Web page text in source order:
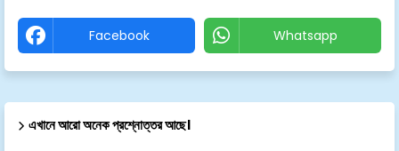
Facebook Whatsapp
এখানে আরো অনেক প্রশ্নোত্তর আছে।